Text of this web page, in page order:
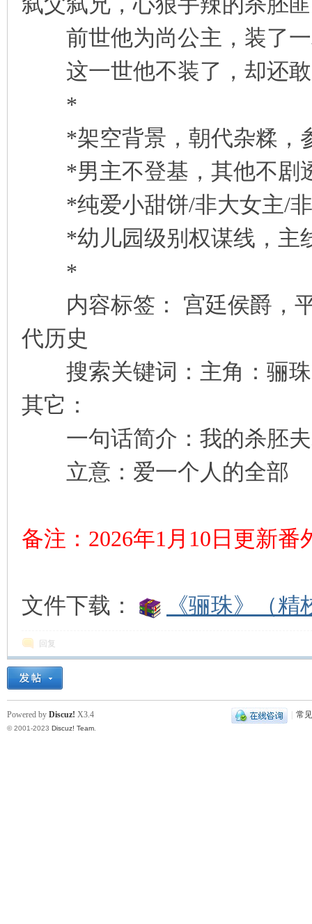
前世他为尚公主，装了一
这一世他不装了，却还敢
*
*架空背景，朝代杂糅，
*男主不登基，其他不剧
*纯爱小甜饼/非大女主/非
*幼儿园级别权谋线，主
*
内容标签： 宫廷侯爵，平
代历史
搜索关键词：主角：骊
其它：
一句话简介：我的杀胚
立意：爱一个人的全部
备注：2026年1月10日更新
文件下载： 《骊珠》（
回复
常
Powered by Discuz! X3.4
© 2001-2023 Discuz! Team